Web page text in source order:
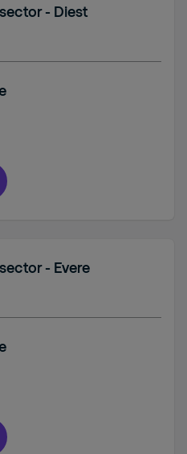
- Diest
- Evere